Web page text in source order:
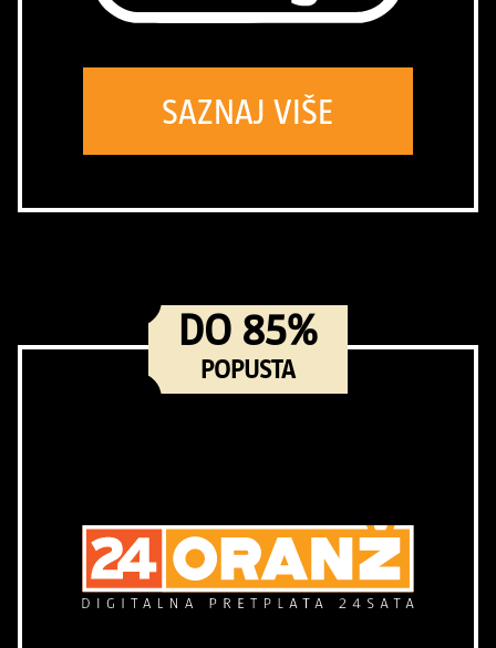
SAZNAJ VIŠE
DO 85%
POPUSTA